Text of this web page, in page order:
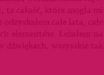
ta całość, która mogła mi
całe lata, całe
elementów. Leżałem na
dźwiękach, wszystkie tak